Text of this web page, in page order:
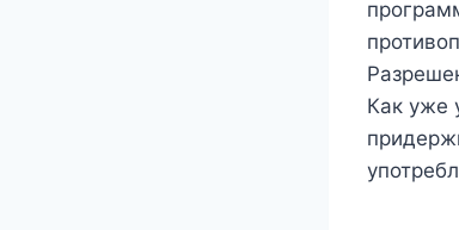
Как уже